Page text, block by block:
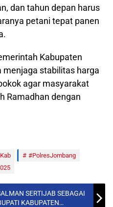
dan tahun depan harus
petani tepat panen
Kabupaten
stabilitas harga
agar masyarakat
Ramadhan dengan
#PolresJombang
SERTIJAB SEBAGAI
KABUPATEN